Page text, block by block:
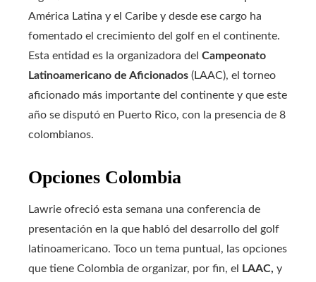
América Latina y el Caribe y desde ese cargo ha
fomentado el crecimiento del golf en el continente.
Esta entidad es la organizadora del Campeonato
Latinoamericano de Aficionados (LAAC), el torneo
aficionado más importante del continente y que este
año se disputó en Puerto Rico, con la presencia de 8
colombianos.
Opciones Colombia
Lawrie ofreció esta semana una conferencia de
presentación en la que habló del desarrollo del golf
latinoamericano. Toco un tema puntual, las opciones
que tiene Colombia de organizar, por fin, el
LAAC, y